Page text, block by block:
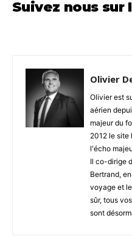
Suivez nous sur
Olivier
Olivier est
aérien
majeur du
2012 le site
l'écho
Il co-dirige
Bertrand,
voyage et
sûr, tous
sont